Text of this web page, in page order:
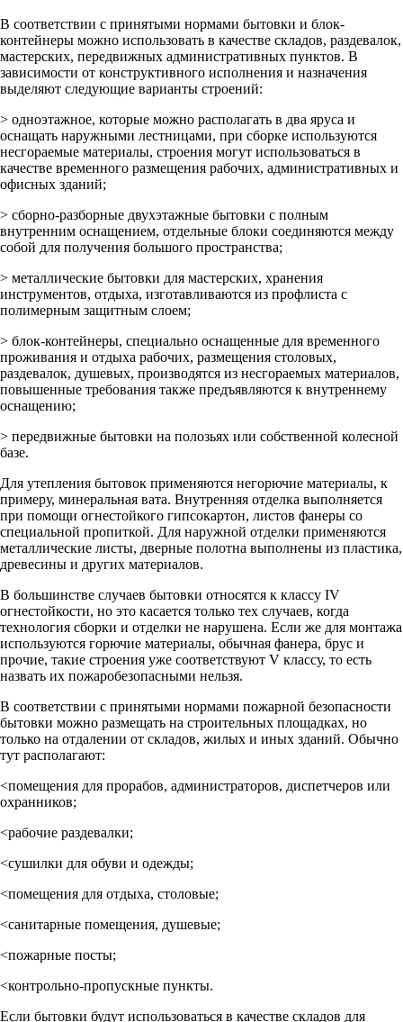
В соответствии с принятыми нормами бытовки и блок-
контейнеры можно использовать в качестве складов, раздевалок,
мастерских, передвижных административных пунктов. В
зависимости от конструктивного исполнения и назначения
выделяют следующие варианты строений:
> одноэтажное, которые можно располагать в два яруса и
оснащать наружными лестницами, при сборке используются
несгораемые материалы, строения могут использоваться в
качестве временного размещения рабочих, административных и
офисных зданий;
> сборно-разборные двухэтажные бытовки с полным
внутренним оснащением, отдельные блоки соединяются между
собой для получения большого пространства;
> металлические бытовки для мастерских, хранения
инструментов, отдыха, изготавливаются из профлиста с
полимерным защитным слоем;
> блок-контейнеры, специально оснащенные для временного
проживания и отдыха рабочих, размещения столовых,
раздевалок, душевых, производятся из несгораемых материалов,
повышенные требования также предъявляются к внутреннему
оснащению;
> передвижные бытовки на полозьях или собственной колесной
базе.
Для утепления бытовок применяются негорючие материалы, к
примеру, минеральная вата. Внутренняя отделка выполняется
при помощи огнестойкого гипсокартон, листов фанеры со
специальной пропиткой. Для наружной отделки применяются
металлические листы, дверные полотна выполнены из пластика,
древесины и других материалов.
В большинстве случаев бытовки относятся к классу IV
огнестойкости, но это касается только тех случаев, когда
технология сборки и отделки не нарушена. Если же для монтажа
используются горючие материалы, обычная фанера, брус и
прочие, такие строения уже соответствуют V классу, то есть
назвать их пожаробезопасными нельзя.
В соответствии с принятыми нормами пожарной безопасности
бытовки можно размещать на строительных площадках, но
только на отдалении от складов, жилых и иных зданий. Обычно
тут располагают:
<помещения для прорабов, администраторов, диспетчеров или
охранников;
<рабочие раздевалки;
<cушилки для обуви и одежды;
<помещения для отдыха, столовые;
<санитарные помещения, душевые;
<пожарные посты;
<контрольно-пропускные пункты.
Если бытовки будут использоваться в качестве складов для